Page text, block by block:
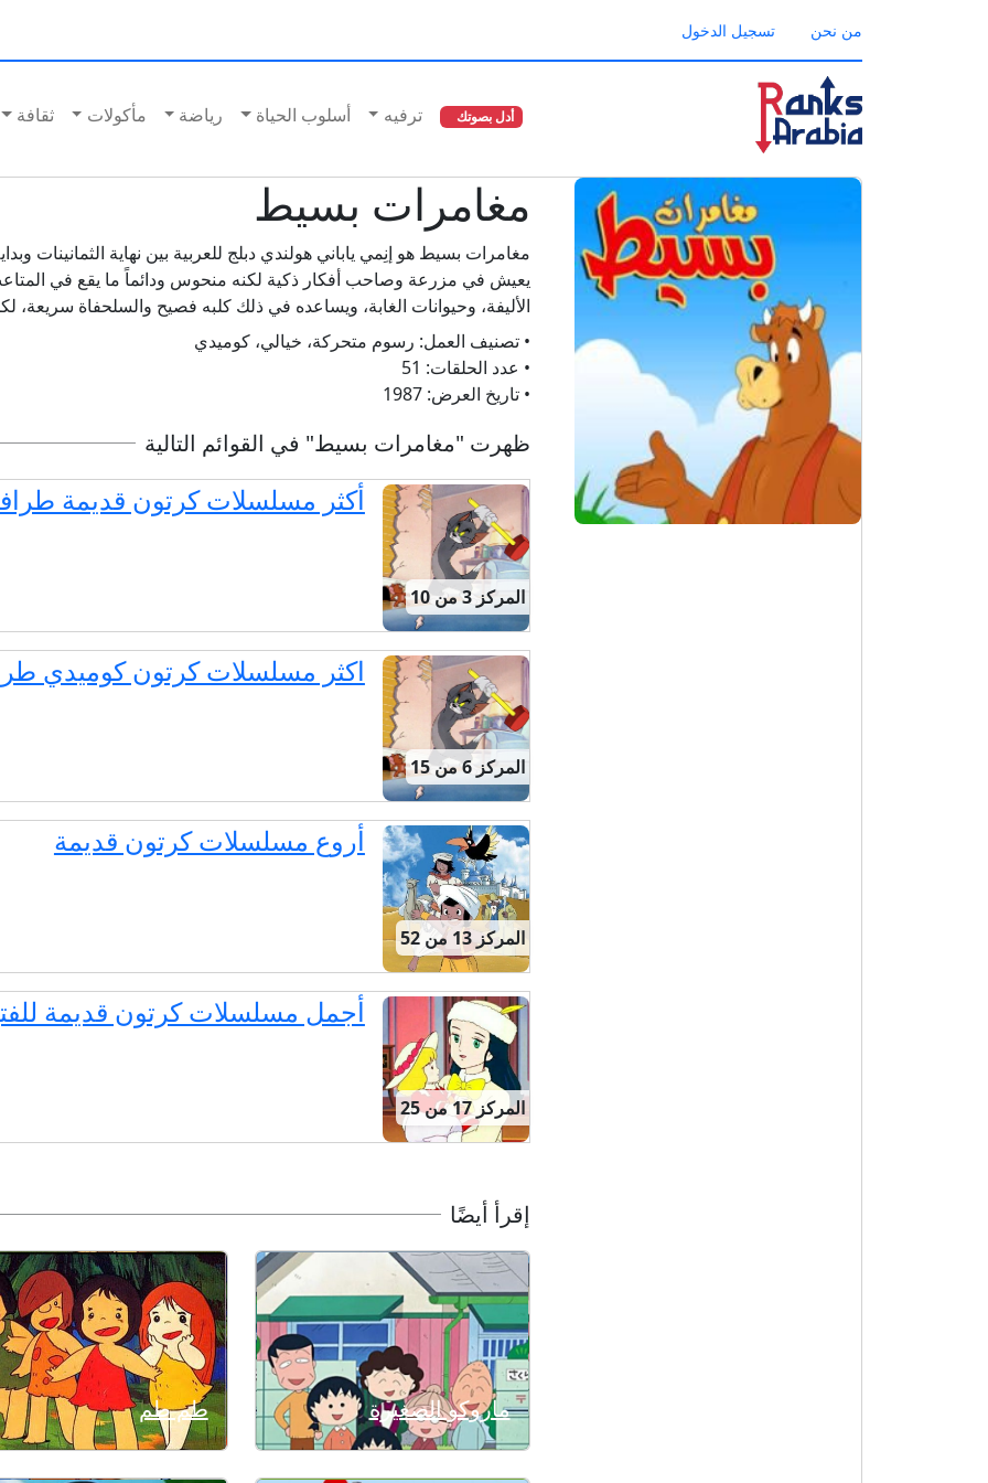
من نحن تسجيل الدخول
أدل بصوتك ترفيه أسلوب الحياة رياضة مأكولات ثقافة
مغامرات بسيط
مغامرات بسيط هو إنِمي ياباني هولندي دبلج للعربية بين نهاية
يعيش في مزرعة وصاحب أفكار ذكية لكنه منحوس ودائماً ما يقع في
الأليفة، وحيوانات الغابة، ويساعده في ذلك كلبه فصيح والسلحفاة
• تصنيف العمل: رسوم متحركة، خيالي، كوميدي
• عدد الحلقات: 51
• تاريخ العرض: 1987
ظهرت "مغامرات بسيط" في القوائم التالية
المركز 3 من 10
أكثر مسلسلات كرتون قديمة
المركز 6 من 15
اكثر مسلسلات كرتون كوميدي
المركز 13 من 52
أروع مسلسلات كرتون قديمة
المركز 17 من 25
أجمل مسلسلات كرتون قديمة
إقرأ أيضًا
ماروكو الصغيرة طم طم